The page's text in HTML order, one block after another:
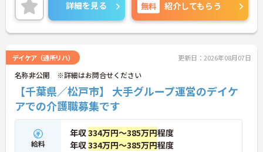
詳細を見る 無料 紹介してもらう
デイケア（通所リハ） 更新日：2026年08月07日
名称非公開 ※詳細はお問合せください
【千葉県／松戸市】 大手グループ運営のデイケ
アでの介護職募集です
給料
年収334万円～385万円程度
年収334万円～385万円程度